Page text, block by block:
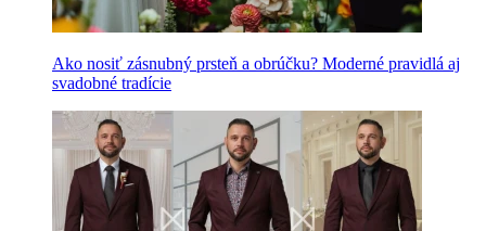
Ako nosiť zásnubný prsteň a obrúčku? Moderné pravidlá aj
svadobné tradície